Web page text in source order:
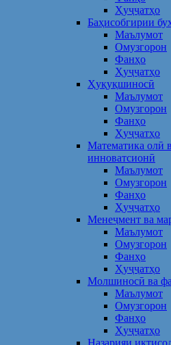
Ҳуҷҷатҳо
Баҳисобгирии
Маълумот
Омузгорон
Фанҳо
Ҳуҷҷатҳо
Ҳуқуқшиносӣ
Маълумот
Омузгорон
Фанҳо
Ҳуҷҷатҳо
Математика олӣ
инноватсионӣ
Маълумот
Омузгорон
Фанҳо
Ҳуҷҷатҳо
Менеҷмент ва
Маълумот
Омузгорон
Фанҳо
Ҳуҷҷатҳо
Молшиносӣ ва
Маълумот
Омузгорон
Фанҳо
Ҳуҷҷатҳо
Назарияи